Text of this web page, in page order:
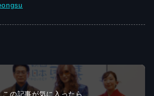
この記事が気に入ったら